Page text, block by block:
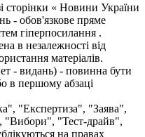
сторінки « Новини України
- обов'язкове пряме
гіперпосилання .
в незалежності від
матеріалів.
- видань) - повинна бути
в першому абзаці
"Експертиза", "Заява",
"Вибори", "Тест-драйв",
на правах